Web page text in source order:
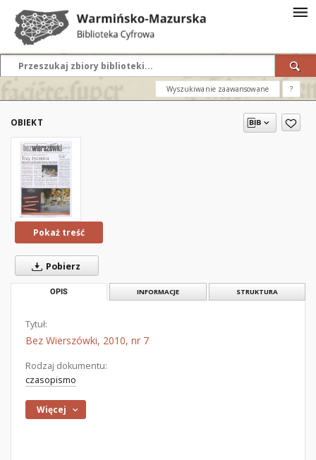
Wyszukiwanie zaawansowane ?
OBIEKT
Pokaż treść
Pobierz
OPIS INFORMACJE STRUKTURA
Tytuł:
Bez Wierszówki, 2010, nr 7
Rodzaj dokumentu:
czasopismo
Więcej